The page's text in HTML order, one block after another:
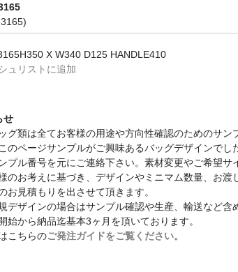
X W340 D125 HANDLE410
ュリストに追加
せ
グ類は全てお客様の用途や方向性確認のためのサン
のページサンプルがご興味あるバッグデザインでし
プル番号を元にご連絡下さい。素材変更やご希望サ
のお考えに基づき、デザインやミニマム数量、お渡
お見積もりを出させて頂きます。
デザインの場合はサンプル確認や生産、輸送など含
始から納品迄基本3ヶ月を頂いております。
こちらのご発注ガイドをご覧ください。